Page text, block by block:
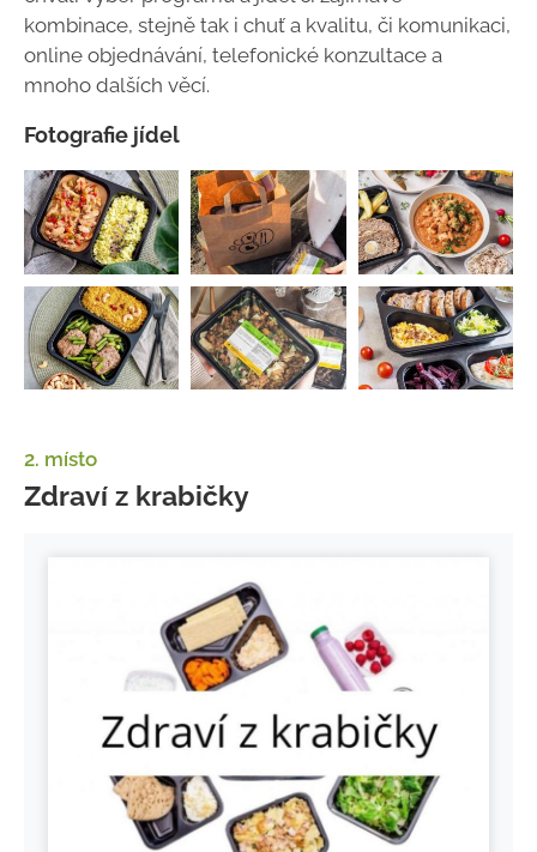
kombinace, stejně tak i chuť a kvalitu, či komunikaci,
online objednávání, telefonické konzultace a
mnoho dalších věcí.
Fotografie jídel
2. místo
Zdraví z krabičky